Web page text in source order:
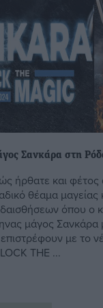
Σανκάρα στη
ήρθατε και φέτος
θέαμα μαγείας
όπου o
μάγος Σανκάρα
με το
THE ...